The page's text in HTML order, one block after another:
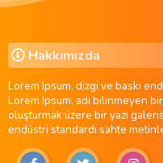
Hakkımızda
Lorem Ipsum, dizgi ve baskı
Lorem Ipsum, adı bilinmeyen
oluşturmak üzere bir yazı
endüstri standardı sahte